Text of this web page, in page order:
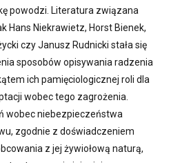
powodzi. Literatura związana
Hans Niekrawietz, Horst Bienek,
czy Janusz Rudnicki stała się
sposobów opisywania radzenia
ich pamięciologicznej roli dla
wobec tego zagrożenia.
wobec niebezpieczeństwa
zgodnie z doświadczeniem
z jej żywiołową naturą,